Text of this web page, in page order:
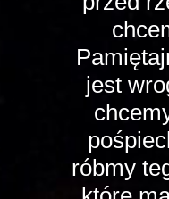
jest
róbmy